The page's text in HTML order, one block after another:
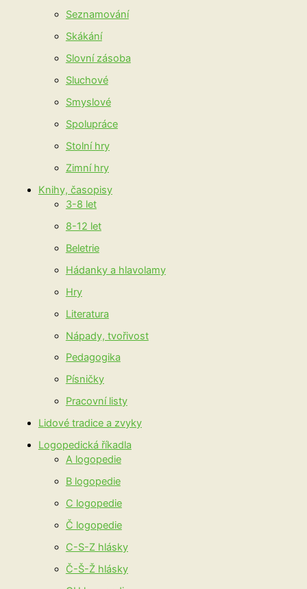
Seznamování
Skákání
Slovní zásoba
Sluchové
Smyslové
Spolupráce
Stolní hry
Zimní hry
Knihy, časopisy
3-8 let
8-12 let
Beletrie
Hádanky a hlavolamy
Hry
Literatura
Nápady, tvořivost
Pedagogika
Písničky
Pracovní listy
Lidové tradice a zvyky
Logopedická říkadla
A logopedie
B logopedie
C logopedie
Č logopedie
C-S-Z hlásky
Č-Š-Ž hlásky